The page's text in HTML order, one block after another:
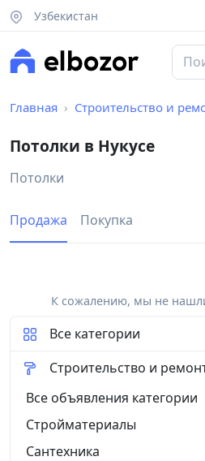
Узбекистан
Главная Строительство и
Потолки в Нукусе
Потолки
Продажа Покупка
К сожалению, мы не
Все категории
Строительство и
Все объявления категории
Стройматериалы
Сантехника